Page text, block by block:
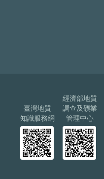
臺灣地質
知識服務網
經濟部地質
調查及礦業
管理中心